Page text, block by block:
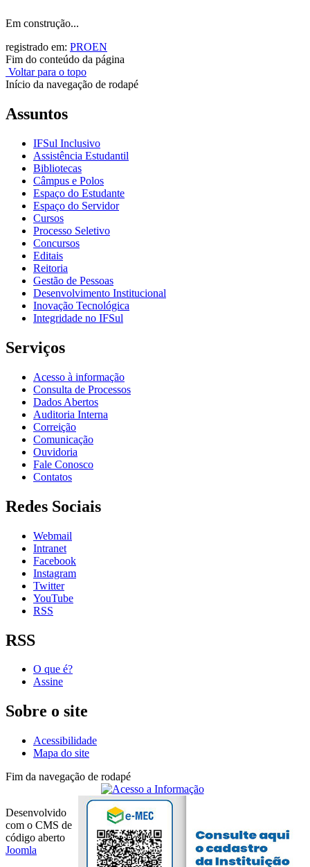
Em construção...
registrado em: PROEN
Fim do conteúdo da página
Voltar para o topo
Início da navegação de rodapé
Assuntos
IFSul Inclusivo
Assistência Estudantil
Bibliotecas
Câmpus e Polos
Espaço do Estudante
Espaço do Servidor
Cursos
Processo Seletivo
Concursos
Editais
Reitoria
Gestão de Pessoas
Desenvolvimento Institucional
Inovação Tecnológica
Integridade no IFSul
Serviços
Acesso à informação
Consulta de Processos
Dados Abertos
Auditoria Interna
Correição
Comunicação
Ouvidoria
Fale Conosco
Contatos
Redes Sociais
Webmail
Intranet
Facebook
Instagram
Twitter
YouTube
RSS
RSS
O que é?
Assine
Sobre o site
Acessibilidade
Mapa do site
Fim da navegação de rodapé
Desenvolvido
com o CMS de
código aberto
Joomla